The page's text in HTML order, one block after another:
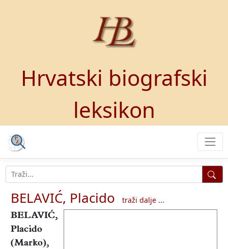
Hrvatski biografski
leksikon
BELAVIĆ, Placido
traži dalje ...
BELAVIĆ,
Placido
(Marko),